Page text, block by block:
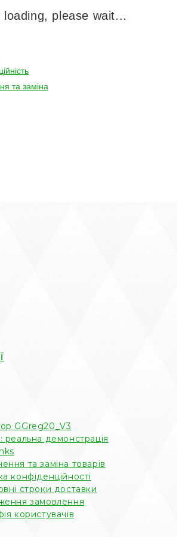
please wait...
та заміна
GGreg20_V3
реальна демонстрація
та заміна товарів
конфіденційності
строки доставки
замовлення
користувачів